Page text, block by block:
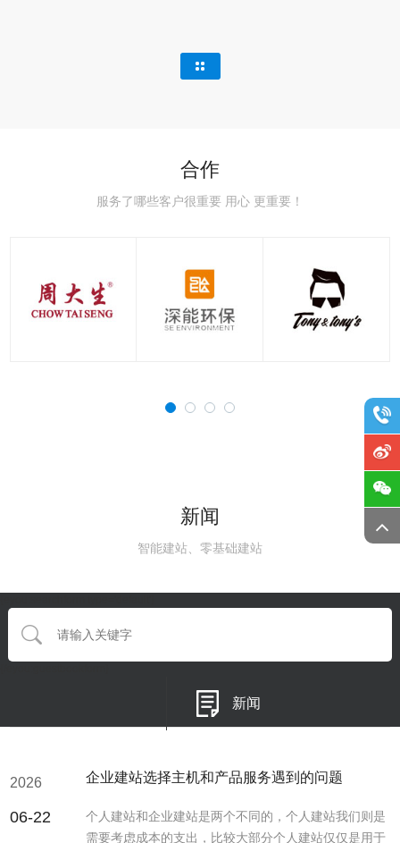
合作
服务了哪些客户很重要 用心 更重要！
新闻
智能建站、零基础建站
新闻
2026
06-22
企业建站选择主机和产品服务遇到的问题
个人建站和企业建站是两个不同的，个人建站我们则是
需要考虑成本的支出，比较大部分个人建站仅仅是用于